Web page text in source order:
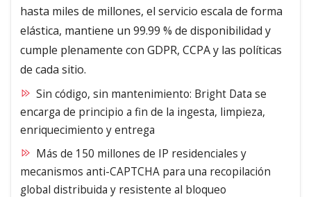
hasta miles de millones, el servicio escala de forma
elástica, mantiene un 99.99 % de disponibilidad y
cumple plenamente con GDPR, CCPA y las políticas
de cada sitio.
Sin código, sin mantenimiento: Bright Data se
encarga de principio a fin de la ingesta, limpieza,
enriquecimiento y entrega
Más de 150 millones de IP residenciales y
mecanismos anti-CAPTCHA para una recopilación
global distribuida y resistente al bloqueo